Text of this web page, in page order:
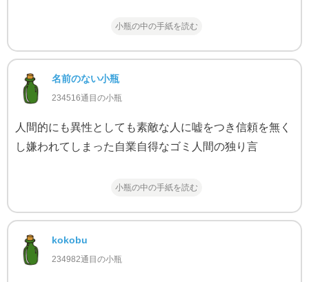
小瓶の中の手紙を読む
名前のない小瓶
234516通目の小瓶
人間的にも異性としても素敵な人に嘘をつき信頼を無く
し嫌われてしまった自業自得なゴミ人間の独り言
小瓶の中の手紙を読む
kokobu
234982通目の小瓶